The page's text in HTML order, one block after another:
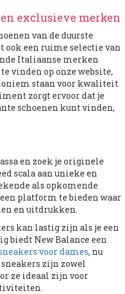
exclusieve merken
van de duurste
ook een ruime selectie van
Italiaanse merken
vinden op onze website,
staan voor kwaliteit
zorgt ervoor dat je
schoenen kunt vinden,
en zoek je originele
scala aan unieke en
als opkomende
platform te bieden waar
en uitdrukken.
kan lastig zijn als je een
biedt New Balance een
voor dames, nu
zijn zowel
ze ideaal zijn voor